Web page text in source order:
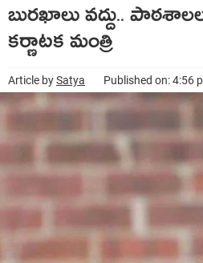
బుర‌ఖాలు వ‌ద్దు..
క‌ర్ణాట‌క మంత్రి
Article bySatya Published on: 4:56